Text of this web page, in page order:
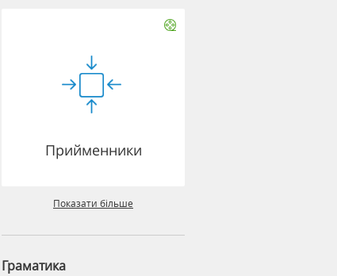
Прийменники
Показати більше
Граматика